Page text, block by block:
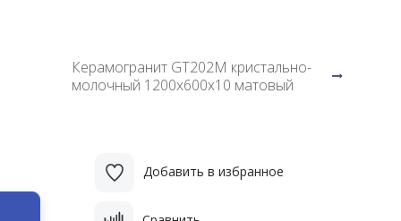
Керамогранит GT202M кристально-
молочный 1200х600х10 матовый
Добавить в избранное